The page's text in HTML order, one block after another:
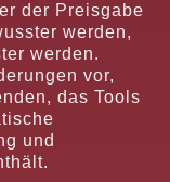
der Preisgabe
werden,
werden.
vor,
das Tools
und